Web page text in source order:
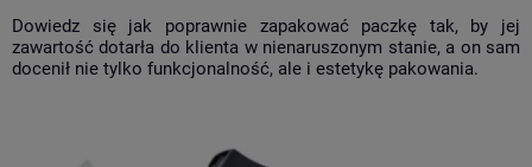
Dowiedz się jak poprawnie zapakować paczkę tak, by jej
zawartość dotarła do klienta w nienaruszonym stanie, a on sam
docenił nie tylko funkcjonalność, ale i estetykę pakowania.